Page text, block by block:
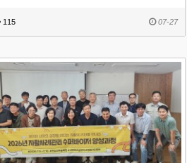
115 07-27